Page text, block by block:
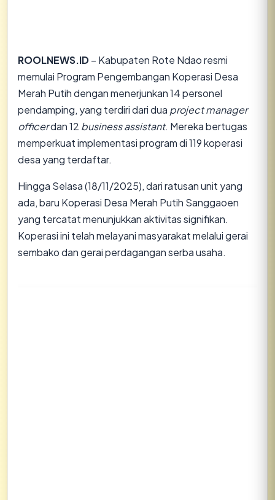
ROOLNEWS.ID– Kabupaten Rote Ndao resmi
memulai Program Pengembangan Koperasi Desa
Merah Putih dengan menerjunkan 14 personel
pendamping, yang terdiri dari dua project manager
officerdan 12 business assistant. Mereka bertugas
memperkuat implementasi program di 119 koperasi
desa yang terdaftar.
​Hingga Selasa (18/11/2025), dari ratusan unit yang
ada, baru Koperasi Desa Merah Putih Sanggaoen
yang tercatat menunjukkan aktivitas signifikan.
Koperasi ini telah melayani masyarakat melalui gerai
sembako dan gerai perdagangan serba usaha.